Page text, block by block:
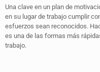
Una clave en un plan de
en su lugar de trabajo cumplir
esfuerzos sean reconocidos.
es una de las formas más
trabajo.